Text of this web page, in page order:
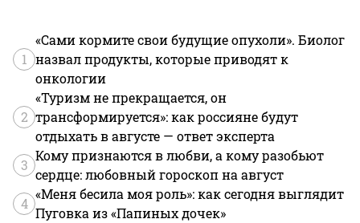
1
«Сами кормите свои будущие опухоли». Биолог
назвал продукты, которые приводят к
онкологии
2
«Туризм не прекращается, он
трансформируется»: как россияне будут
отдыхать в августе — ответ эксперта
3
Кому признаются в любви, а кому разобьют
сердце: любовный гороскоп на август
4
«Меня бесила моя роль»: как сегодня выглядит
Пуговка из «Папиных дочек»